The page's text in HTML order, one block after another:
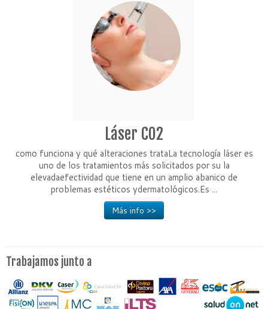
Láser CO2
como funciona y qué alteraciones trataLa tecnología láser es
uno de los tratamientos más solicitados por su la
elevadaefectividad que tiene en un amplio abanico de
problemas estéticos ydermatológicos.Es ...
Más info >>
Trabajamos junto a